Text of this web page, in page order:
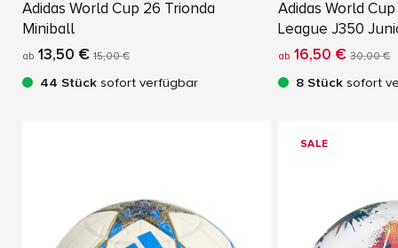
Adidas World Cup 26 Trionda
Miniball
ab 13,50 € 15,00 €
44 Stück sofort verfügbar
Adidas World
League J350
ab 16,50 € 30,00 €
8 Stück sofort
SALE